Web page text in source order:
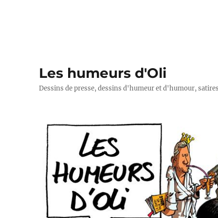
Les humeurs d'Oli
Dessins de presse, dessins d'humeur et d'humour,